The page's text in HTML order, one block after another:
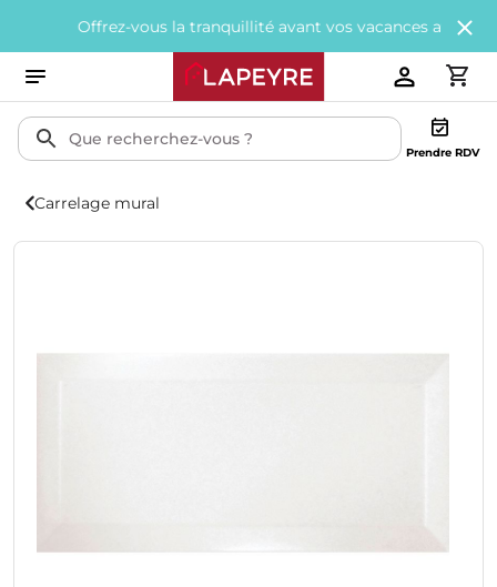
Offrez-vous la tranquillité avant vos vacances avec200€ offerts
Prendre RDV
Carrelage mural